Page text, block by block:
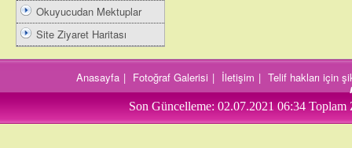
Okuyucudan Mektuplar
Site Ziyaret Haritası
Anasayfa | Fotoğraf Galerisi | İletişim | Telif hakları için
Son Güncelleme: 02.07.2021 06:34 Toplam